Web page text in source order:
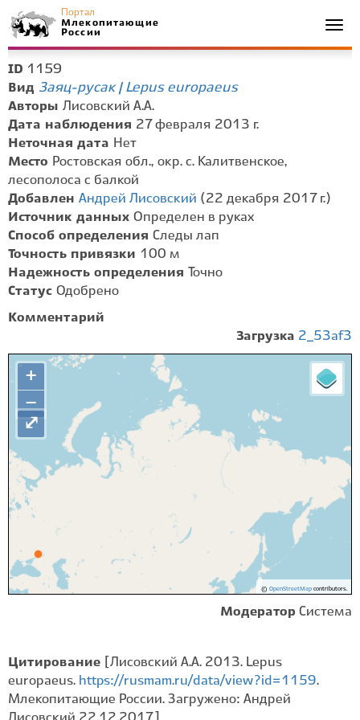
Портал
Млекопитающие
России
ID 1159
Вид Заяц-русак | Lepus europaeus
Авторы Лисовский А.А.
Дата наблюдения 27 февраля 2013 г.
Неточная дата Нет
Место Ростовская обл., окр. с. Калитвенское,
лесополоса с балкой
Добавлен Андрей Лисовский (22 декабря 2017 г.)
Источник данных Определен в руках
Способ определения Следы лап
Точность привязки 100 м
Надежность определения
Точно
Статус Одобрено
Комментарий
Загрузка 2_53af3
+
−
© OpenStreetMapcontributors.
⤢
Модератор Система
Цитирование
[Лисовский А.А. 2013. Lepus
europaeus. https://rusmam.ru/data/view?id=1159.
Млекопитающие России. Загружено: Андрей